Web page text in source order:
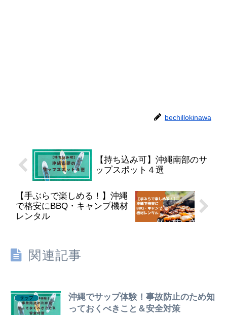
bechillokinawa
【持ち込み可】沖縄南部のサ
ップスポット４選
【手ぶらで楽しめる！】沖縄
で格安にBBQ・キャンプ機材
レンタル
関連記事
サップ
沖縄でサップ体験！事故防止のため知
っておくべきこと＆安全対策